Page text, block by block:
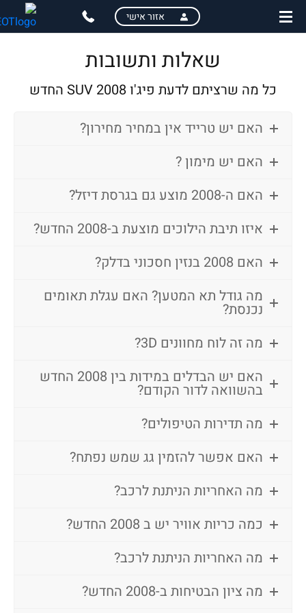
skip
skip
אזור אישי
שאלות ותשובות
כל מה שרציתם לדעת פיג'ו 2008 SUV החדש
האם יש טרייד אין במחיר מחירון?
האם יש מימון ?
האם ה-2008 מוצע גם בגרסת דיזל?
איזו תיבת הילוכים מוצעת ב-2008 החדש?
האם 2008 בנזין חסכוני בדלק?
מה גודל תא המטען? האם עגלת תאומים
נכנסת?
מה זה לוח מחוונים 3D?
האם יש הבדלים במידות בין 2008 החדש
בהשוואה לדור הקודם?
מה תדירות הטיפולים?
האם אפשר להזמין גג שמש נפתח?
מה האחריות הניתנת לרכב?
כמה כריות אוויר יש ב 2008 החדש?
מה האחריות הניתנת לרכב?
מה ציון הבטיחות ב-2008 החדש?